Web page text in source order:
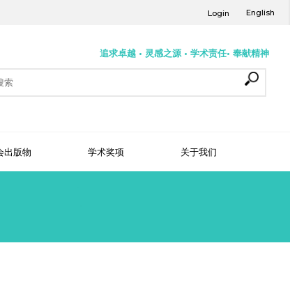
Login English
追求卓越 • 灵感之源 • 学术责任• 奉献精神
出版物 学术奖项 关于我们